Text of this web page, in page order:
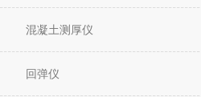
混凝土测厚仪
回弹仪